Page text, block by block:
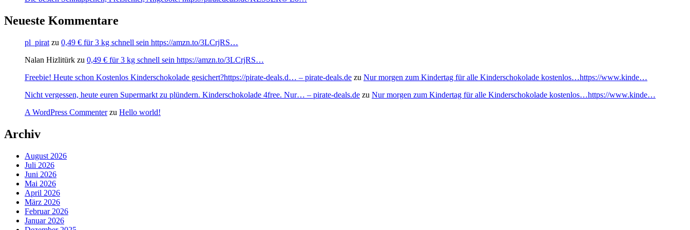
Neueste Kommentare
pl_pirat zu 0,49 € für 3 kg schnell sein https://amzn.to/3LCrjRS…
Nalan Hizlitürk zu 0,49 € für 3 kg schnell sein https://amzn.to/3LCrjRS…
Freebie! Heute schon Kostenlos Kinderschokolade gesichert?https://pirate-deals.d… – pirate-deals.de zu Nur morgen zum Kindertag für alle Kinderschokolade kostenlos…https://www.kinde…
Nicht vergessen, heute euren Supermarkt zu plündern. Kinderschokolade 4free. Nur… – pirate-deals.de zu Nur morgen zum Kindertag für alle Kinderschokolade kostenlos…https://www.kinde…
A WordPress Commenterzu Hello world!
Archiv
August 2026
Juli 2026
Juni 2026
Mai 2026
April 2026
März 2026
Februar 2026
Januar 2026